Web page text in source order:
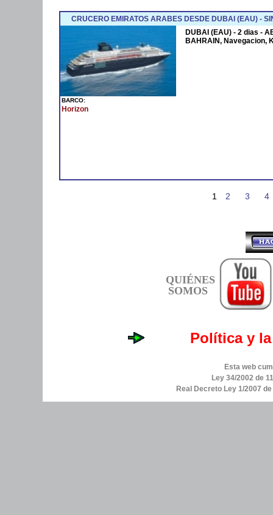
CRUCERO EMIRATOS ARABES DESDE DUBAI (EAU) -
BARCO:
Horizon
DUBAI (EAU) - 2 dias -
BAHRAIN, Navegacion,
1 2 3 4
QUIÉNES
SOMOS
Política y
Esta web
Ley 34/2002 de
Real Decreto Ley 1/2007